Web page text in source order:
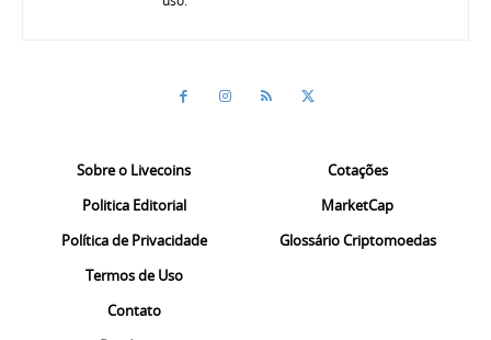
Sobre o Livecoins
Politica Editorial
Política de Privacidade
Termos de Uso
Contato
Cotações
MarketCap
Glossário Criptomoedas